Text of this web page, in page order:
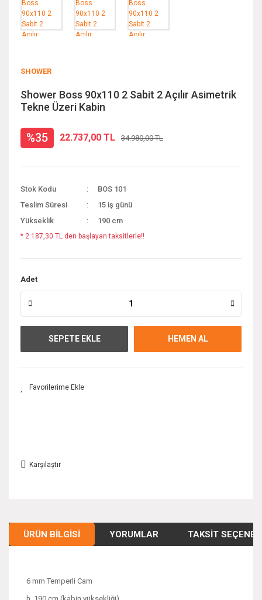
SHOWER
Shower Boss 90x110 2 Sabit 2 Açılır Asimetrik
Tekne Üzeri Kabin
%35 22.737,00 TL 34.980,00 TL
Stok Kodu
BOS 101
Teslim Süresi
15 iş günü
Yükseklik
190 cm
* 2.187,30 TL den başlayan taksitlerle!!
Adet
SEPETE EKLE HEMEN AL
Karşılaştır
ÜRÜN BILGISI YORUMLAR TAKSIT
6 mm Temperli Cam